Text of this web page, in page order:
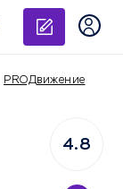
PROДвижение
4.8